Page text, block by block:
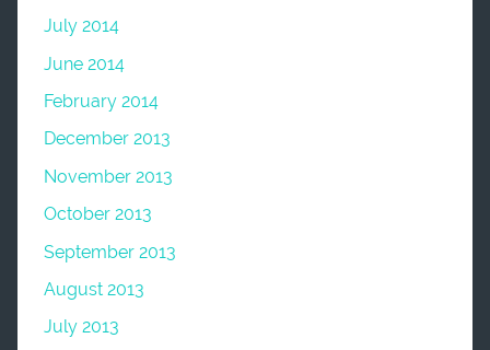
July 2014
June 2014
February 2014
December 2013
November 2013
October 2013
September 2013
August 2013
July 2013